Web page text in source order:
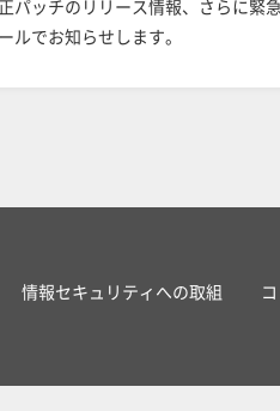
パッチのリリース情報、さらに緊
ルでお知らせします。
情報セキュリティへの取組